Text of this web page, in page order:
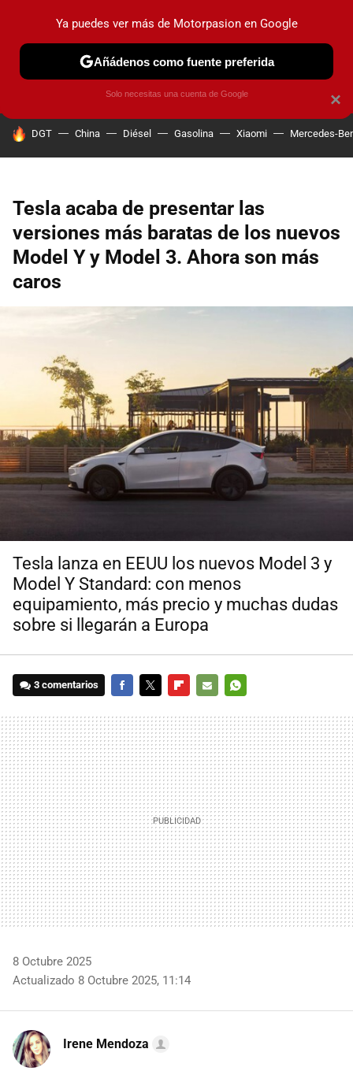
PRUEBAS COCHES ELÉCTRICOS OBSERVATORIO
HOY SE HABLA DE
DGT China Diésel Gasolina Xiaomi Mercedes-
Tesla acaba de presentar las
versiones más baratas de los nuevos
Model Y y Model 3. Ahora son más
caros
Tesla lanza en EEUU los nuevos Model 3 y
Model Y Standard: con menos
equipamiento, más precio y muchas dudas
sobre si llegarán a Europa
3 comentarios
MAIL
8 Octubre 2025
Actualizado 8 Octubre 2025, 11:14
Irene Mendoza
×
Ya puedes ver más de Motorpasion en Google
Añádenos como fuente preferida
Solo necesitas una cuenta de Google